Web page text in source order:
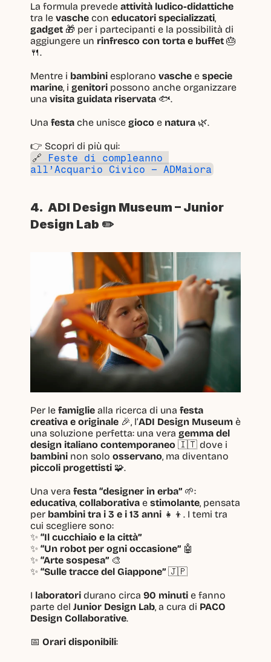
La formula prevede attività ludico-didattiche
tra le vasche con educatori specializzati
gadget 🎁 per i partecipanti e la possibilità di
aggiungere un rinfresco con torta e buffet 🎂
🍴.
Mentre i bambini esplorano vasche e specie
marine, i genitori possono anche organizzare
una visita guidata riservata 🐟.
Una festa che unisce gioco e natura 🌿.
👉 Scopri di più qui:
🔗 Feste di compleanno
all’Acquario Civico – ADMaiora
4.  ADI Design Museum – Junior
Design Lab ✏️
Per le famiglie alla ricerca di una festa
creativa e originale 🎉, l’ADI Design Museum è
una soluzione perfetta: una vera gemma del
design italiano contemporaneo
bambini non solo osservano
piccoli progettisti 🧩.
Una vera festa “designer in erba”
educativa, collaborativa e stimolante, pensata
per bambini tra i 3 e i 13 anni 👧👦. I temi tra
cui scegliere sono:
✨ “Il cucchiaio e la città”
✨ “Un robot per ogni occasione” 🤖
✨ “Arte sospesa” 🎨
✨ “Sulle tracce del Giappone” 🇯🇵
I laboratori durano circa 90 minuti e fanno
parte del Junior Design Lab, a cura di PACO
Design Collaborative.
📅 Orari disponibili: